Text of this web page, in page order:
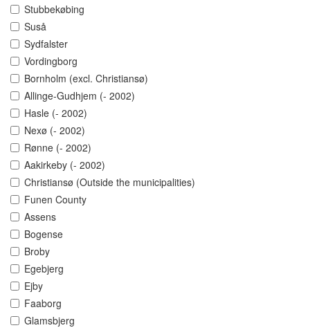
Stubbekøbing
Suså
Sydfalster
Vordingborg
Bornholm (excl. Christiansø)
Allinge-Gudhjem (- 2002)
Hasle (- 2002)
Nexø (- 2002)
Rønne (- 2002)
Aakirkeby (- 2002)
Christiansø (Outside the municipalities)
Funen County
Assens
Bogense
Broby
Egebjerg
Ejby
Faaborg
Glamsbjerg